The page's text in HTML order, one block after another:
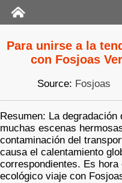
Para unirse a la
con Fosjoas
Source: Fosjoas
Resumen: La
muchas escenas
contaminación del
causa el calentamiento
correspondientes. Es
ecológico viaje con